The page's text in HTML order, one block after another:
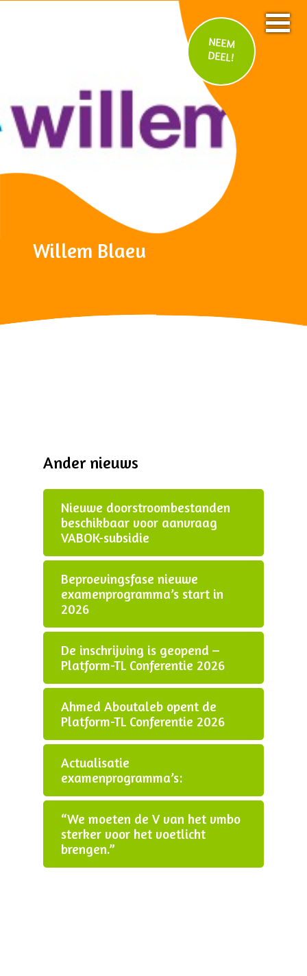
NEEM
DEEL!
Willem Blaeu
Ander nieuws
Nieuwe doorstroombestanden
beschikbaar voor aanvraag
VABOK-subsidie
Beproevingsfase nieuwe
examenprogramma’s start in
2026
De inschrijving is geopend –
Platform-TL Conferentie 2026
Ahmed Aboutaleb opent de
Platform-TL Conferentie 2026
Actualisatie
examenprogramma’s:
“We moeten de V van het vmbo
sterker voor het voetlicht
brengen.”